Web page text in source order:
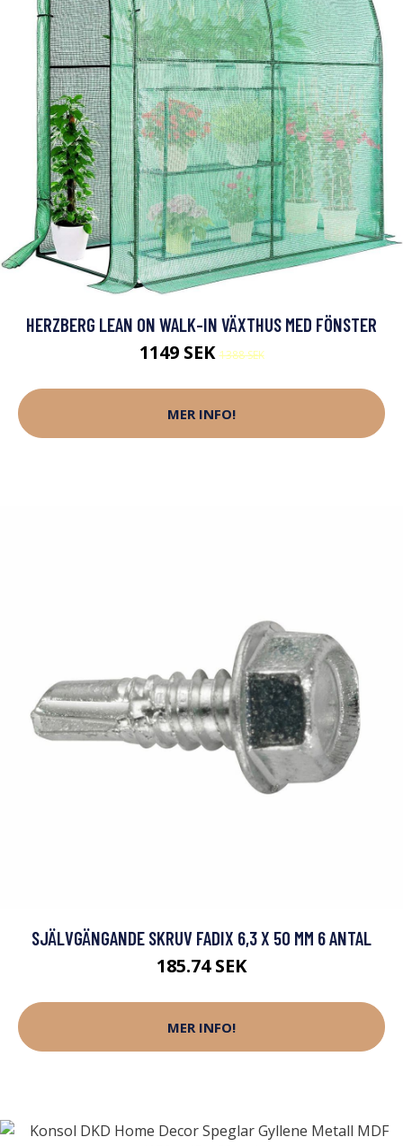
HERZBERG LEAN ON WALK-IN VÄXTHUS MED FÖNSTER
1149 SEK1388 SEK
MER INFO!
SJÄLVGÄNGANDE SKRUV FADIX 6,3 X 50 MM 6 ANTAL
185.74 SEK
MER INFO!